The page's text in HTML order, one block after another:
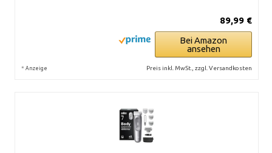
89,99 €
Bei Amazon
ansehen
* Anzeige Preis inkl. MwSt., zzgl. Versandkosten